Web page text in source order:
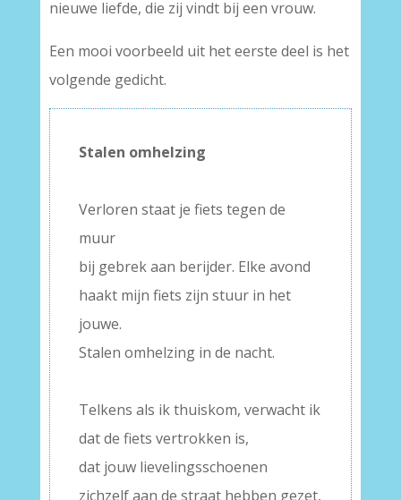
nieuwe liefde, die zij vindt bij een vrouw.
Een mooi voorbeeld uit het eerste deel is het
volgende gedicht.
Stalen omhelzing
Verloren staat je fiets tegen de
muur
bij gebrek aan berijder. Elke avond
haakt mijn fiets zijn stuur in het
jouwe.
Stalen omhelzing in de nacht.
Telkens als ik thuiskom, verwacht ik
dat de fiets vertrokken is,
dat jouw lievelingsschoenen
zichzelf aan de straat hebben gezet,